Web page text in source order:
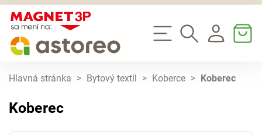
Hlavná stránka > Bytový textil > Koberce > Koberec
Koberec